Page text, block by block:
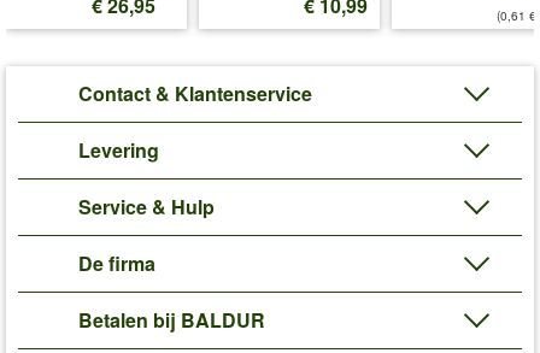
€ 26,95 € 10,99 (0,61
Contact & Klantenservice
Levering
Service & Hulp
De firma
Betalen bij BALDUR